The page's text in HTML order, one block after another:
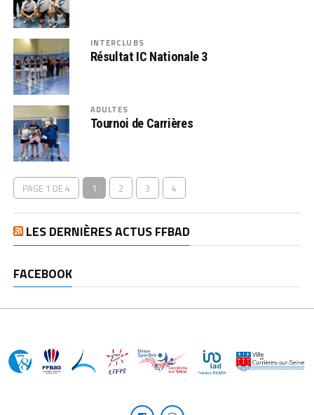
INTERCLUBS
Résultat IC Nationale 3
ADULTES
Tournoi de Carrières
PAGE 1 DE 4 1 2 3 4
LES DERNIÈRES ACTUS FFBAD
FACEBOOK